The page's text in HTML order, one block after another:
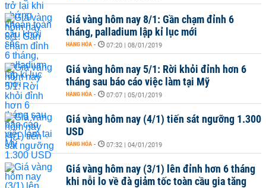
Giá vàng hôm nay 8/1: Gần chạm đỉnh 6
tháng, palladium lập kỉ lục mới
HÀNG HÓA - 07:20 | 08/01/2019
Giá vàng hôm nay 5/1: Rời khỏi đỉnh hơn 6
tháng sau báo cáo việc làm tại Mỹ
HÀNG HÓA - 07:07 | 05/01/2019
Giá vàng hôm nay (4/1) tiến sát ngưỡng 1.300
USD
HÀNG HÓA - 07:32 | 04/01/2019
Giá vàng hôm nay (3/1) lên đỉnh hơn 6 tháng
khi nỗi lo về đà giảm tốc toàn cầu gia tăng